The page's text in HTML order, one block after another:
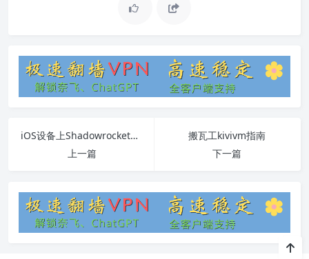
iOS设备上Shadowrocket登录iTunes商店完整指南
上一篇
搬瓦工kivivm指南
下一篇